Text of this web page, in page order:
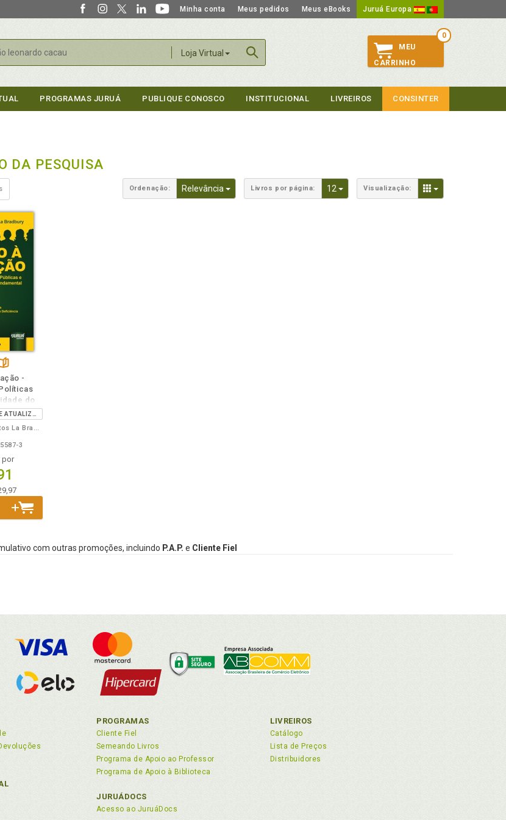
Minha conta Meus pedidos Meus eBooks Juruá Europa
Loja Virtual
0
MEU
CARRINHO
PROGRAMAS JURUÁ PUBLIQUE CONOSCO INSTITUCIONAL LIVREIROS CONSINTER
DA PESQUISA
Ordenação: Relevância Toggle Dropdown
Livros por página: 12 Toggle Dropdown
Visualização: Toggle Dropdown
-
do
Leonardo Cacau Santos La Bradbury
3
por
com outras promoções, incluindo P.A.P. e Cliente Fiel
PROGRAMAS
Cliente Fiel
Semeando Livros
Programa de Apoio ao Professor
Programa de Apoio à Biblioteca
JURUÁDOCS
Acesso ao JuruáDocs
LIVREIROS
Catálogo
Lista de Preços
Distribuidores